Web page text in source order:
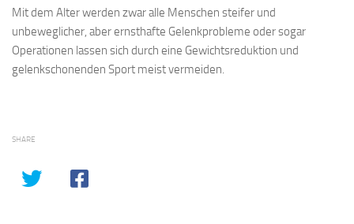
Mit dem Alter werden zwar alle Menschen steifer und
unbeweglicher, aber ernsthafte Gelenkprobleme oder sogar
Operationen lassen sich durch eine Gewichtsreduktion und
gelenkschonenden Sport meist vermeiden.
SHARE